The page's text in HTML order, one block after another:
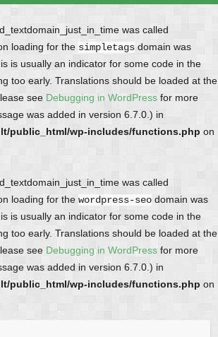
was called
loading for the simpletags domain was
is usually an indicator for some code in the
too early. Translations should be loaded at the
see Debugging in WordPress for more
was added in version 6.7.0.) in
public_html/wp-includes/functions.php on
was called
loading for the wordpress-seo domain was
is usually an indicator for some code in the
too early. Translations should be loaded at the
see Debugging in WordPress for more
was added in version 6.7.0.) in
public_html/wp-includes/functions.php on